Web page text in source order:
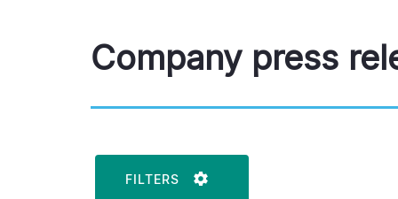
Company press
FILTERS